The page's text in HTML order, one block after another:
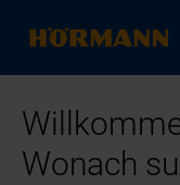
Wonach